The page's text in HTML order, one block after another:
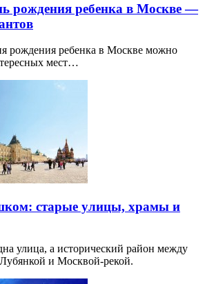
рождения ребенка в Москве —
рождения ребенка в Москве можно
мест…
старые улицы, храмы и
улица, а исторический район между
и Москвой-рекой.